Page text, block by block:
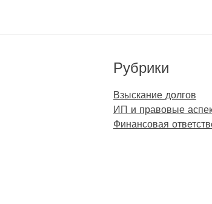
Рубрики
Взыскание долгов
ИП и правовые
Финансовая